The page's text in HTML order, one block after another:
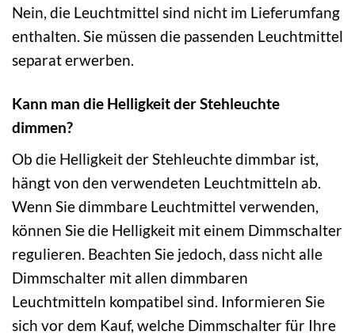
Nein, die Leuchtmittel sind nicht im Lieferumfang
enthalten. Sie müssen die passenden Leuchtmittel
separat erwerben.
Kann man die Helligkeit der Stehleuchte
dimmen?
Ob die Helligkeit der Stehleuchte dimmbar ist,
hängt von den verwendeten Leuchtmitteln ab.
Wenn Sie dimmbare Leuchtmittel verwenden,
können Sie die Helligkeit mit einem Dimmschalter
regulieren. Beachten Sie jedoch, dass nicht alle
Dimmschalter mit allen dimmbaren
Leuchtmitteln kompatibel sind. Informieren Sie
sich vor dem Kauf, welche Dimmschalter für Ihre